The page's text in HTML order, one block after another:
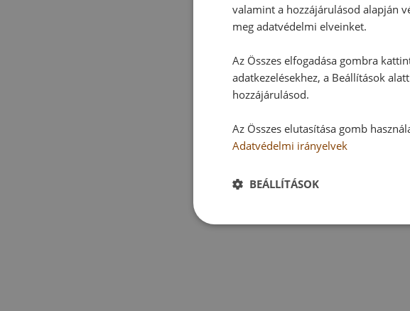
valamint a hozzájárulásod alapján
meg adatvédelmi elveinket.
Az Összes elfogadása gombra
adatkezelésekhez, a Beállítások
hozzájárulásod.
Az Összes elutasítása gomb
Adatvédelmi irányelvek
BEÁLLÍTÁSOK